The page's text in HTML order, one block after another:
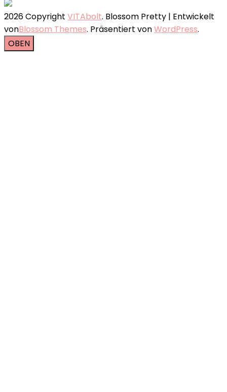
2026 Copyright VITAbolt. Blossom Pretty | Entwickelt
vonBlossom Themes. Präsentiert vonWordPress.
OBEN